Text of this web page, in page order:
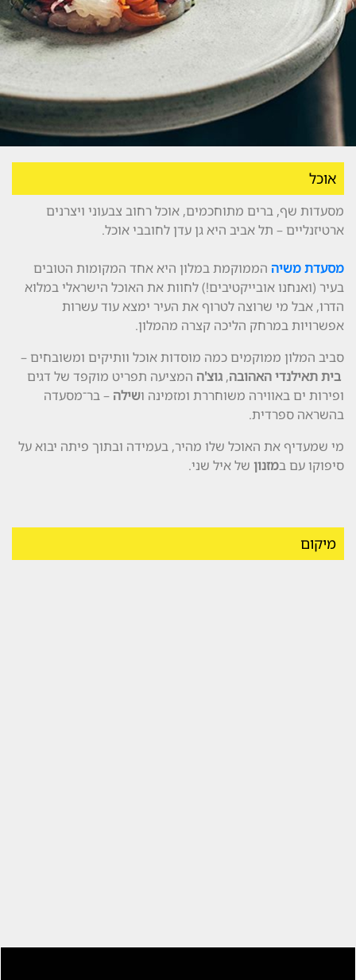
אוכל
מסעדות שף, ברים מתוחכמים, אוכל רחוב צבעוני ויצרנים
ארטיזנליים – תל אביב היא גן עדן לחובבי אוכל.
מסעדת משיה הממוקמת במלון היא אחד המקומות הטובים
בעיר (ואנחנו אובייקטיבים!) לחוות את האוכל הישראלי במלוא
הדרו, אבל מי שרוצה לטרוף את העיר ימצא עוד עשרות
אפשרויות במרחק הליכה קצרה מהמלון.
סביב המלון ממוקמים כמה מוסדות אוכל וותיקים ומשובחים –
בית תאילנדי האהובה, גוצ'ה המציעה תפריט מוקפד של דגים
ופירות ים באווירה משוחררת ומזמינה ושילה – בר־מסעדה
בהשראה ספרדית.
מי שמעדיף את האוכל שלו מהיר, בעמידה ובתוך פיתה יבוא על
סיפוקו עם במזנון של איל שני.
מיקום